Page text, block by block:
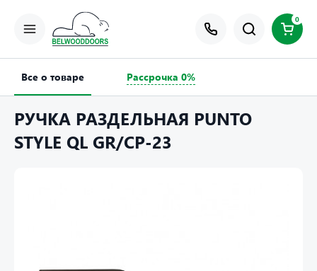
0
Все о товаре Рассрочка 0%
РУЧКА РАЗДЕЛЬНАЯ PUNTO
STYLE QL GR/CP-23